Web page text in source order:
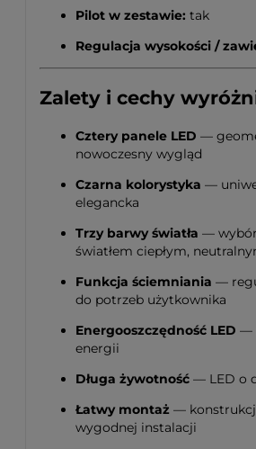
Pilot w zestawie: tak
Regulacja wysokości /
Zalety i cechy
Cztery panele LED —
nowoczesny wygląd
Czarna kolorystyka —
elegancka
Trzy barwy światła —
światłem ciepłym,
Funkcja ściemniania —
do potrzeb użytkownika
Energooszczędność LED —
energii
Długa żywotność — LED o
Łatwy montaż —
wygodnej instalacji